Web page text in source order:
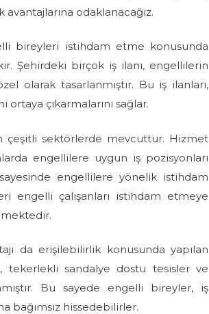
odaklanacağız.
bireyleri istihdam etme konusunda
Şehirdeki birçok iş ilanı, engellilerin
olarak tasarlanmıştır. Bu iş ilanları,
çıkarmalarını sağlar.
çeşitli sektörlerde mevcuttur. Hizmet
engellilere uygun iş pozisyonları
engellilere yönelik istihdam
engelli çalışanları istihdam etmeye
da erişilebilirlik konusunda yapılan
tekerlekli sandalye dostu tesisler ve
Bu sayede engelli bireyler, iş
bağımsız hissedebilirler.